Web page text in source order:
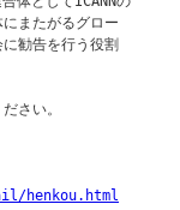
またがるグロー
勧告を行う役割
さい。
henkou.html